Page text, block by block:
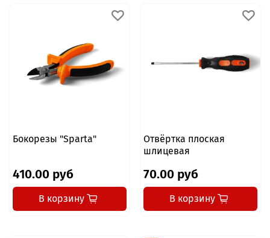
Бокорезы "Sparta"
410.00 руб
В корзину
Отвёртка плоская
шлицевая
70.00 руб
В корзину